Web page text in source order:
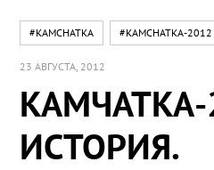
#KAMCHATKA #KAMCHATKA-2012
23 АВГУСТА, 2012
КАМЧАТКА-
ИСТОРИЯ.